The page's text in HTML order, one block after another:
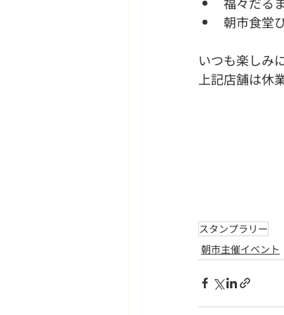
朝市食堂
いつも楽しみ
上記店舗は休
スタンプラリー
朝市主催イベント